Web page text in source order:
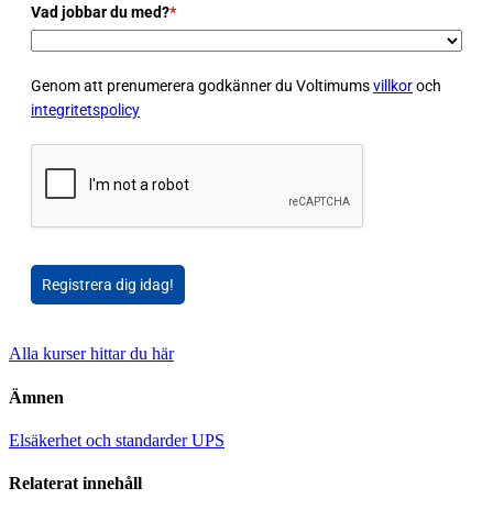
Vad jobbar du med?*
Genom att prenumerera godkänner du Voltimumsvillkoroch
integritetspolicy
Registrera dig idag!
Alla kurser hittar du här
Ämnen
Elsäkerhet och standarderUPS
Relaterat innehåll